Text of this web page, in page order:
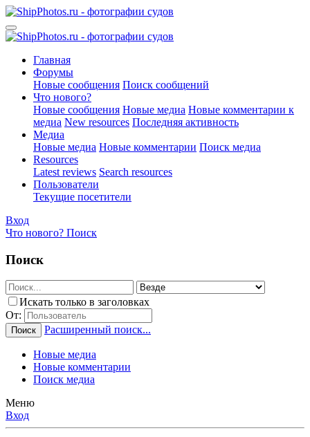
Главная
Форумы
Новые сообщения Поиск сообщений
Что нового?
Новые сообщения Новые медиа Новые комментарии к
медиа New resources Последняя активность
Медиа
Новые медиа Новые комментарии Поиск медиа
Resources
Latest reviews Search resources
Пользователи
Текущие посетители
Вход
Что нового? Поиск
Поиск
Искать только в заголовках
От:
Поиск Расширенный поиск...
Новые медиа
Новые комментарии
Поиск медиа
Меню
Вход